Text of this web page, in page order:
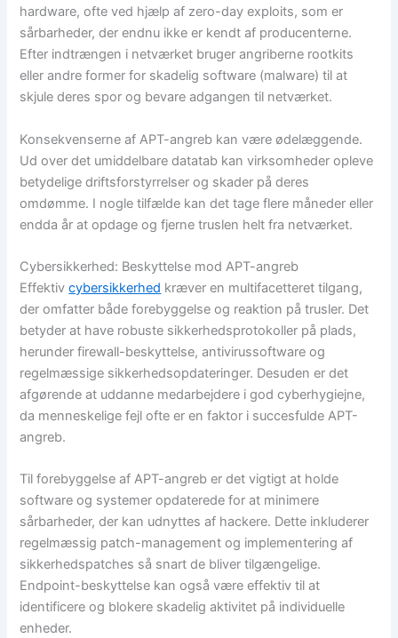
hardware, ofte ved hjælp af zero-day exploits, som er
sårbarheder, der endnu ikke er kendt af producenterne.
Efter indtrængen i netværket bruger angriberne rootkits
eller andre former for skadelig software (malware) til at
skjule deres spor og bevare adgangen til netværket.
Konsekvenserne af APT-angreb kan være ødelæggende.
Ud over det umiddelbare datatab kan virksomheder opleve
betydelige driftsforstyrrelser og skader på deres
omdømme. I nogle tilfælde kan det tage flere måneder eller
endda år at opdage og fjerne truslen helt fra netværket.
Cybersikkerhed: Beskyttelse mod APT-angreb
Effektivcybersikkerhed kræver en multifacetteret tilgang,
der omfatter både forebyggelse og reaktion på trusler. Det
betyder at have robuste sikkerhedsprotokoller på plads,
herunder firewall-beskyttelse, antivirussoftware og
regelmæssige sikkerhedsopdateringer. Desuden er det
afgørende at uddanne medarbejdere i god cyberhygiejne,
da menneskelige fejl ofte er en faktor i succesfulde APT-
angreb.
Til forebyggelse af APT-angreb er det vigtigt at holde
software og systemer opdaterede for at minimere
sårbarheder, der kan udnyttes af hackere. Dette inkluderer
regelmæssig patch-management og implementering af
sikkerhedspatches så snart de bliver tilgængelige.
Endpoint-beskyttelse kan også være effektiv til at
identificere og blokere skadelig aktivitet på individuelle
enheder.